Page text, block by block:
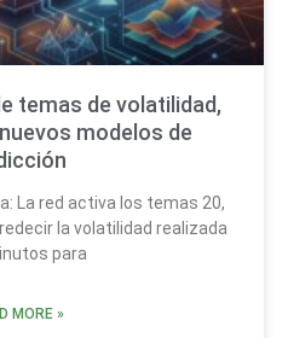
temas de volatilidad,
modelos de
La red activa los temas 20,
la volatilidad realizada
para
MORE »